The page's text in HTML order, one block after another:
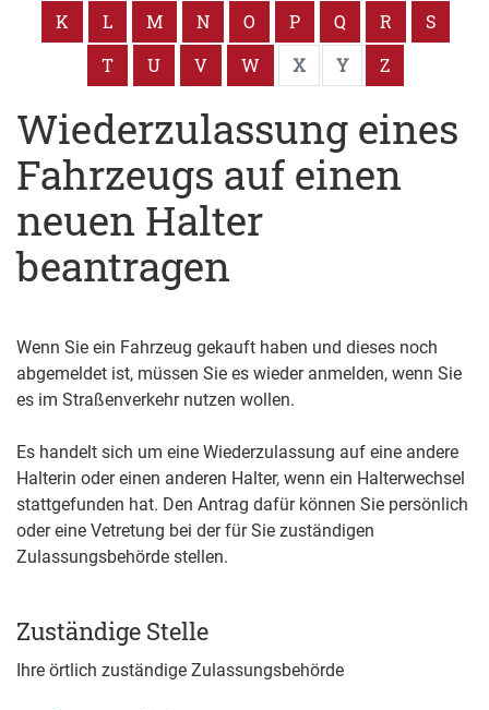
K
L M N O P Q R
S
T
U V W X Y Z
Wiederzulassung eines
Fahrzeugs auf einen
neuen Halter
beantragen
Wenn Sie ein Fahrzeug gekauft haben und dieses noch
abgemeldet ist, müssen Sie es wieder anmelden, wenn Sie
es im Straßenverkehr nutzen wollen.
Es handelt sich um eine Wiederzulassung auf eine andere
Halterin oder einen anderen Halter, wenn ein Halterwechsel
stattgefunden hat. Den Antrag dafür können Sie persönlich
oder eine Vetretung bei der für Sie zuständigen
Zulassungsbehörde stellen.
Zuständige Stelle
Ihre örtlich zuständige Zulassungsbehörde